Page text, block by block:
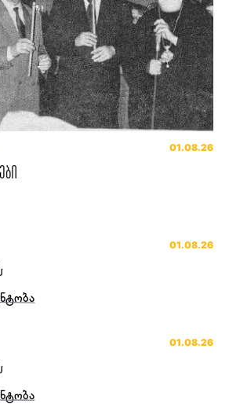
01.08.26
01.08.26
01.08.26